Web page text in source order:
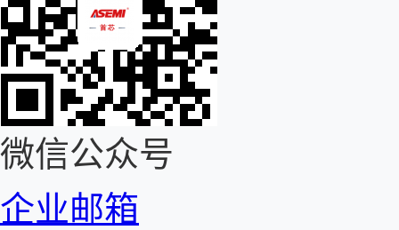
微信公众号
企业邮箱